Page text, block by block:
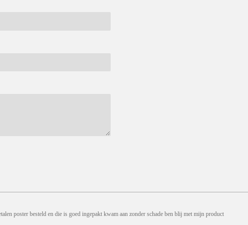
poster besteld en die is goed ingepakt kwam aan zonder schade ben blij met mijn product